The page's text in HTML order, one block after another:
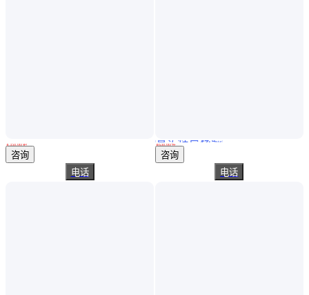
￥350.00/把
广东深圳
咨询
电话
日本三丰Mitutoyo游标深度尺527-201深度游标卡尺0-150mm
真实性已核验
￥630.00/件
广东广州
咨询
电话